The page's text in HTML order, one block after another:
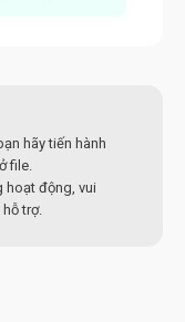
hãy tiến hành
file.
hoạt động, vui
trợ.